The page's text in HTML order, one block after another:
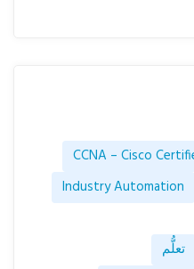
CCNA – Cisco
Industry Automation
تعلُّم